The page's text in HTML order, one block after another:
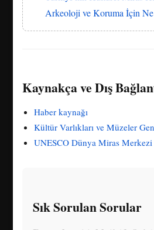
Arkeoloji ve Koruma İçin
Kaynakça ve Dış
Haber kaynağı
Kültür Varlıkları ve Müzeler
UNESCO Dünya Miras Merkezi
Sık Sorulan Sorular